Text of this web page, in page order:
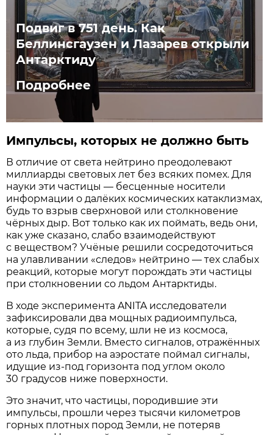
Подвиг в 751 день. Как
Беллинсгаузен и Лазарев открыли
Антарктиду
Подробнее
Импульсы, которых не должно быть
В отличие от света нейтрино преодолевают
миллиарды световых лет без всяких помех. Для
науки эти частицы — бесценные носители
информации о далёких космических катаклизмах,
будь то взрыв сверхновой или столкновение
чёрных дыр. Вот только как их поймать, ведь они,
как уже сказано, слабо взаимодействуют
с веществом? Учёные решили сосредоточиться
на улавливании «следов» нейтрино — тех слабых
реакций, которые могут порождать эти частицы
при столкновении со льдом Антарктиды.
В ходе эксперимента ANITA исследователи
зафиксировали два мощных радиоимпульса,
которые, судя по всему, шли не из космоса,
а из глубин Земли. Вместо сигналов, отражённых
ото льда, прибор на аэростате поймал сигналы,
идущие из-под горизонта под углом около
30 градусов ниже поверхности.
Это значит, что частицы, породившие эти
импульсы, прошли через тысячи километров
горных плотных пород Земли, не потеряв